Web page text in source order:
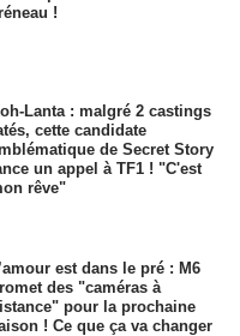
!
Lanta : malgré 2 castings
cette candidate
de Secret Story
un appel à TF1 ! "C'est
rêve"
est dans le pré : M6
des "caméras à
pour la prochaine
! Ce que ça va changer